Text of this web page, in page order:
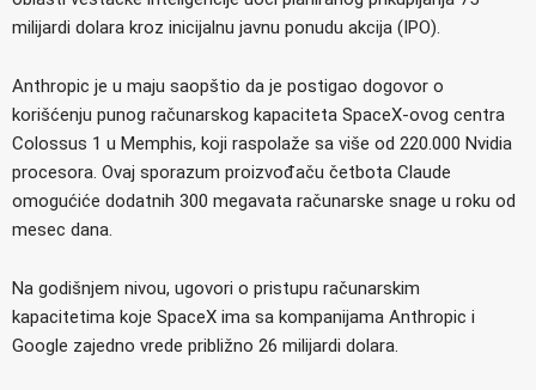
milijardi dolara kroz inicijalnu javnu ponudu akcija (IPO).
Anthropic je u maju saopštio da je postigao dogovor o
korišćenju punog računarskog kapaciteta SpaceX-ovog centra
Colossus 1 u Memphis, koji raspolaže sa više od 220.000 Nvidia
procesora. Ovaj sporazum proizvođaču četbota Claude
omogućiće dodatnih 300 megavata računarske snage u roku od
mesec dana.
Na godišnjem nivou, ugovori o pristupu računarskim
kapacitetima koje SpaceX ima sa kompanijama Anthropic i
Google zajedno vrede približno 26 milijardi dolara.